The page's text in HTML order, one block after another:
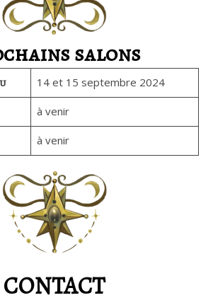
salons
14 et 15 septembre 2024
à venir
à venir
CONTACT